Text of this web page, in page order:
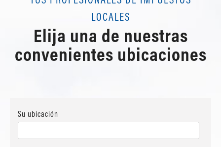
LOCALES
Elija una de nuestras
convenientes ubicaciones
Su ubicación